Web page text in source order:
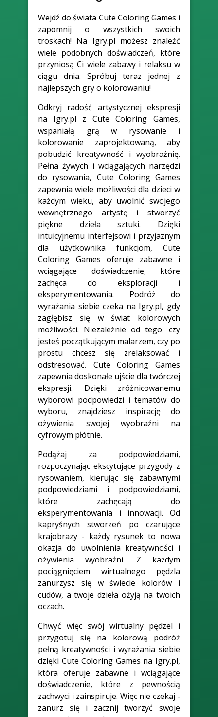
Wejdź do świata Cute Coloring Games i
zapomnij o wszystkich swoich
troskach! Na Igry.pl możesz znaleźć
wiele podobnych doświadczeń, które
przyniosą Ci wiele zabawy i relaksu w
ciągu dnia. Spróbuj teraz jednej z
najlepszych gry o kolorowaniu!
Odkryj radość artystycznej ekspresji
na Igry.pl z Cute Coloring Games,
wspaniałą grą w rysowanie i
kolorowanie zaprojektowaną, aby
pobudzić kreatywność i wyobraźnię.
Pełna żywych i wciągających narzędzi
do rysowania, Cute Coloring Games
zapewnia wiele możliwości dla dzieci w
każdym wieku, aby uwolnić swojego
wewnętrznego artystę i stworzyć
piękne dzieła sztuki. Dzięki
intuicyjnemu interfejsowi i przyjaznym
dla użytkownika funkcjom, Cute
Coloring Games oferuje zabawne i
wciągające doświadczenie, które
zachęca do eksploracji i
eksperymentowania. Podróż do
wyrażania siebie czeka na Igry.pl, gdy
zagłębisz się w świat kolorowych
możliwości. Niezależnie od tego, czy
jesteś początkującym malarzem, czy po
prostu chcesz się zrelaksować i
odstresować, Cute Coloring Games
zapewnia doskonałe ujście dla twórczej
ekspresji. Dzięki zróżnicowanemu
wyborowi podpowiedzi i tematów do
wyboru, znajdziesz inspirację do
ożywienia swojej wyobraźni na
cyfrowym płótnie.
Podążaj za podpowiedziami,
rozpoczynając ekscytujące przygody z
rysowaniem, kierując się zabawnymi
podpowiedziami i podpowiedziami,
które zachęcają do
eksperymentowania i innowacji. Od
kapryśnych stworzeń po czarujące
krajobrazy - każdy rysunek to nowa
okazja do uwolnienia kreatywności i
ożywienia wyobraźni. Z każdym
pociągnięciem wirtualnego pędzla
zanurzysz się w świecie kolorów i
cudów, a twoje dzieła ożyją na twoich
oczach.
Chwyć więc swój wirtualny pędzel i
przygotuj się na kolorową podróż
pełną kreatywności i wyrażania siebie
dzięki Cute Coloring Games na Igry.pl,
która oferuje zabawne i wciągające
doświadczenie, które z pewnością
zachwyci i zainspiruje. Więc nie czekaj -
zanurz się i zacznij tworzyć swoje